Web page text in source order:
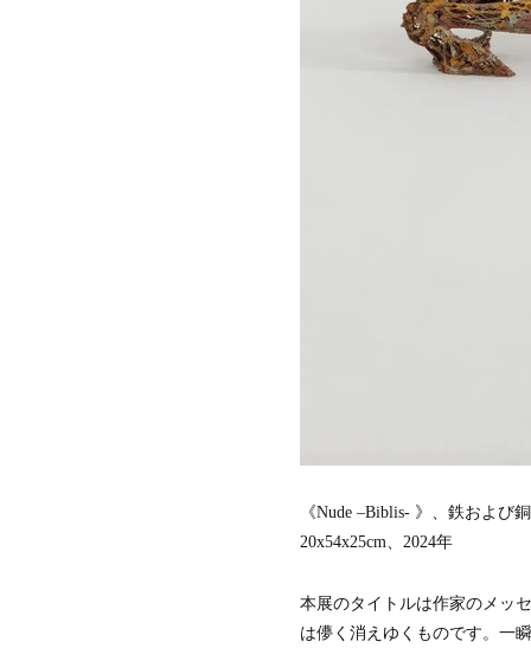
《Nude –Biblis- 》、鉄および
20x54x25cm、2024年
本展のタイトルは作家のメッ
は儚く消えゆくものです。一